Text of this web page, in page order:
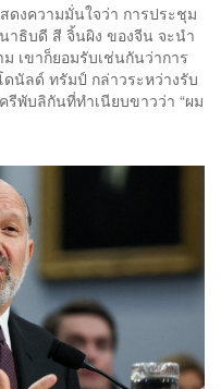
งความมั่นใจว่า การประชุม
าธิบดี สี จิ้นผิง ของจีน จะนำ
เขาก็ยอมรับเช่นกันว่าการ
นัลด์ ทรัมป์ กล่าวระหว่างรับ
พับลิกันที่ทำเนียบขาวว่า “ผม